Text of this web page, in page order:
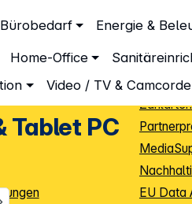
Energie &
Home-Office
Video / TV &
Tablet PC
Info
Zahlarten
EU Data